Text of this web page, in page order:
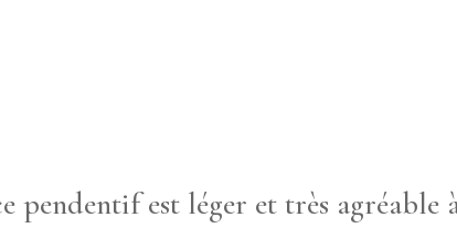
pendentif est léger et très agréable